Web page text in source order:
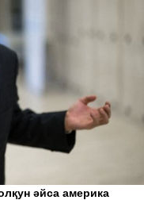
әйса америка